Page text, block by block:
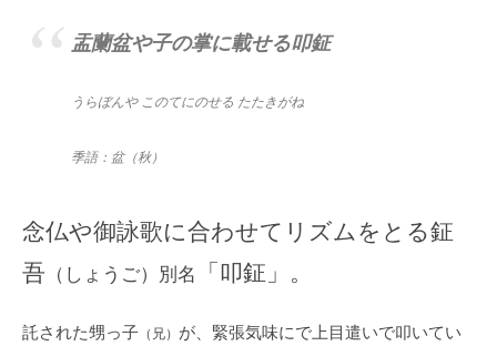
盂蘭盆や子の掌に載せる叩鉦
うらぼんや このてにのせる たたきがね
季語：盆（秋）
念仏や御詠歌に合わせてリズムをとる鉦
吾 （しょうご）別名 「叩鉦」。
託された甥っ子 （兄） が、緊張気味にで上目遣いで叩いてい